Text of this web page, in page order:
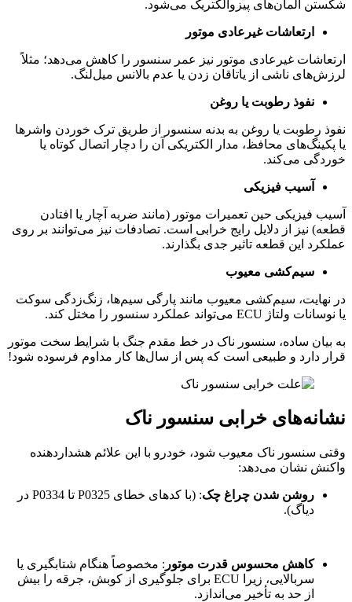
شکستن المان‌های پیزوالکتریک می‌شود.
ارتعاشات غیرعادی موتور
ارتعاشات غیرعادی موتور نیز عمر سنسور را کاهش می‌دهد؛ مثلاً
لرزش‌های ناشی از یاتاقان زدن یا عدم بالانس میل‌لنگ.
نفوذ رطوبت یا روغن
نفوذ رطوبت یا روغن به بدنه سنسور از طریق ترک خوردن واشرها
یا پکینگ‌های محافظ، مدار الکتریکی آن را دچار اتصال کوتاه یا
خوردگی می‌کند.
آسیب فیزیکی
آسیب فیزیکی حین تعمیرات موتور (مانند ضربه آچار یا افتادن
قطعه) نیز از دلایل رایج خرابی است. تصادفات نیز می‌توانند بر روی
عملکرد این قطعه تاثیر جدی بگذارند.
سیم‌کشی معیوب
در نهایت، سیم‌کشی معیوب مانند پارگی سیم‌ها، زنگ‌زدگی سوکت
یا نوسانات ولتاژ ECU می‌تواند عملکرد سنسور را مختل کند.
به بیان ساده، سنسور ناک در خط مقدم جنگ با شرایط سخت موتور
قرار دارد و طبیعی است که پس از سال‌ها کار مداوم فرسوده شود!
نشانه‌های خرابی سنسور ناک
وقتی سنسور ناک معیوب شود، خودرو با این علائم هشداردهنده
واکنش نشان می‌دهد:
روشن شدن چراغ چک
: (با کدهای خطای P0325 تا P0334 در
دیاگ).
کاهش محسوس قدرت موتور : مخصوصاً هنگام شتابگیری یا
سربالایی، زیرا ECU برای جلوگیری از کوبش، جرقه را بیش
از حد به تأخیر می‌اندازد.